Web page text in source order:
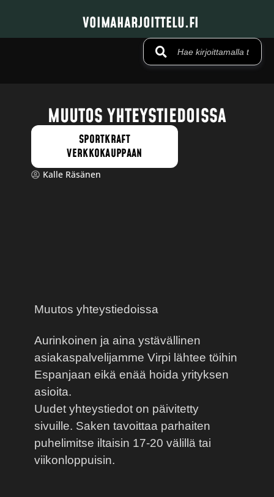
VOIMAHARJOITTELU.FI
MUUTOS YHTEYSTIEDOISSA
SPORTKRAFT
VERKKOKAUPPAAN
Kalle Räsänen
Muutos yhteystiedoissa
Aurinkoinen ja aina ystävällinen
asiakaspalvelijamme Virpi lähtee töihin
Espanjaan eikä enää hoida yrityksen
asioita.
Uudet yhteystiedot on päivitetty
sivuille. Saken tavoittaa parhaiten
puhelimitse iltaisin 17-20 välillä tai
viikonloppuisin.